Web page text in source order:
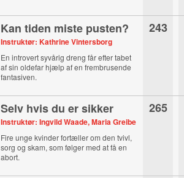
Kan tiden miste pusten?
Instruktør: Kathrine Vintersborg
En introvert syvårig dreng får efter tabet
af sin oldefar hjælp af en frembrusende
fantasiven.
243
Selv hvis du er sikker
Instruktør: Ingvild Waade, Maria Greibe
Fire unge kvinder fortæller om den tvivl,
sorg og skam, som følger med at få en
abort.
265